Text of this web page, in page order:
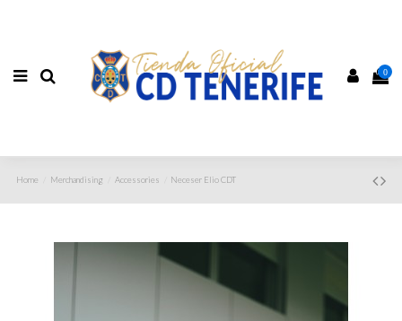
0
Home Merchandising Accessories Neceser Elio CDT